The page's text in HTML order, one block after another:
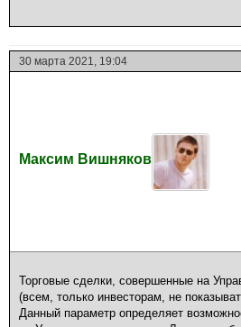
30 марта 2021, 19:04
Максим Вишняков
Торговые сделки, совершенные на
(всем, только инвесторам, не
Данный параметр определяет